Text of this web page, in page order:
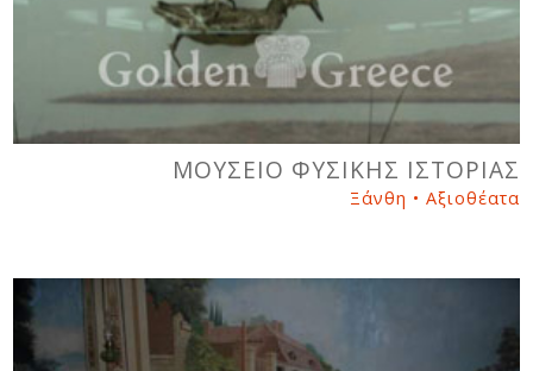
ΜΟΥΣΕΙΟ ΦΥΣΙΚΗΣ ΙΣΤΟΡΙΑΣ
Ξάνθη • Αξιοθέατα